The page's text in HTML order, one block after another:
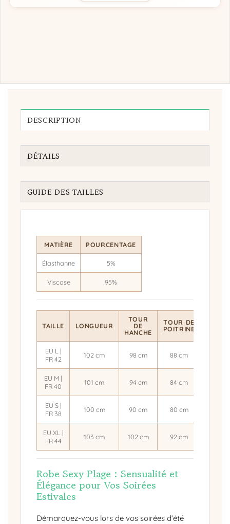
DESCRIPTION
DÉTAILS
GUIDE DES TAILLES
MATIÈRE POURCENTAGE
Élasthanne 5%
Viscose 95%
TAILLE LONGUEUR
TOUR
DE
HANCHE
TOUR DE
POITRINE
EU L |
FR 42
102 cm 98 cm 88 cm
EU M |
FR 40
101 cm 94 cm 84 cm
EU S |
FR 38
100 cm 90 cm 80 cm
EU XL |
FR 44
103 cm 102 cm 92 cm
Robe Sexy Plage : Sensualité et
Élégance pour Vos Soirées
Estivales
Démarquez-vous lors de vos soirées d’été